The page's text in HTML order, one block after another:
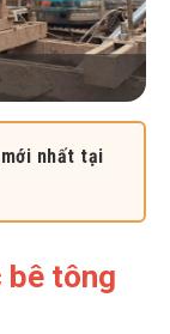
nhất tại
bê tông